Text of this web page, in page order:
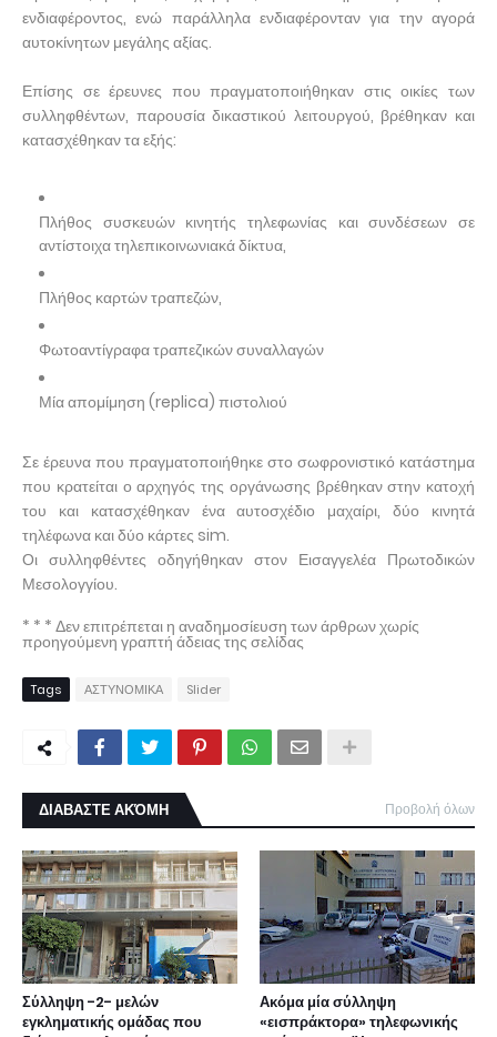
ενδιαφέροντος, ενώ παράλληλα ενδιαφέρονταν για την αγορά
αυτοκίνητων μεγάλης αξίας.
Επίσης σε έρευνες που πραγματοποιήθηκαν στις οικίες των
συλληφθέντων, παρουσία δικαστικού λειτουργού, βρέθηκαν και
κατασχέθηκαν τα εξής:
Πλήθος συσκευών κινητής τηλεφωνίας και συνδέσεων σε
αντίστοιχα τηλεπικοινωνιακά δίκτυα,
Πλήθος καρτών τραπεζών,
Φωτοαντίγραφα τραπεζικών συναλλαγών
Μία απομίμηση (replica) πιστολιού
Σε έρευνα που πραγματοποιήθηκε στο σωφρονιστικό κατάστημα
που κρατείται ο αρχηγός της οργάνωσης βρέθηκαν στην κατοχή
του και κατασχέθηκαν ένα αυτοσχέδιο μαχαίρι, δύο κινητά
τηλέφωνα και δύο κάρτες sim.
Οι συλληφθέντες οδηγήθηκαν στον Εισαγγελέα Πρωτοδικών
Μεσολογγίου.
* * * Δεν επιτρέπεται η αναδημοσίευση των άρθρων χωρίς
προηγούμενη γραπτή άδειας της σελίδας
Tags ΑΣΤΥΝΟΜΙΚΑ Slider
ΔΙΑΒΑΣΤΕ ΑΚΌΜΗ Προβολή όλων
Σύλληψη -2- μελών
εγκληματικής ομάδας που
Ακόμα μία σύλληψη
«εισπράκτορα» τηλεφωνικής